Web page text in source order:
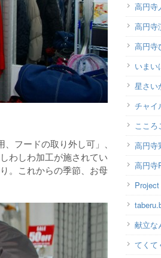
フードの取り外し可」、
わしわ加工が施されてい
。これからの季節、お母
高円寺
高円寺
高円寺
いまい
星さい
チャイ
こころ
高円寺
高円寺
献立な
てくて